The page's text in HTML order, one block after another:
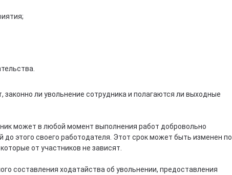
ли увольнение сотрудника и полагаются ли выходные
может в любой момент выполнения работ добровольно
этого своего работодателя. Этот срок может быть изменен по
от участников не зависят.
составления ходатайства об увольнении, предоставления